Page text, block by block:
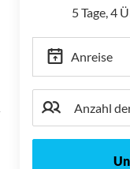
5 Tage, 4
Anreise